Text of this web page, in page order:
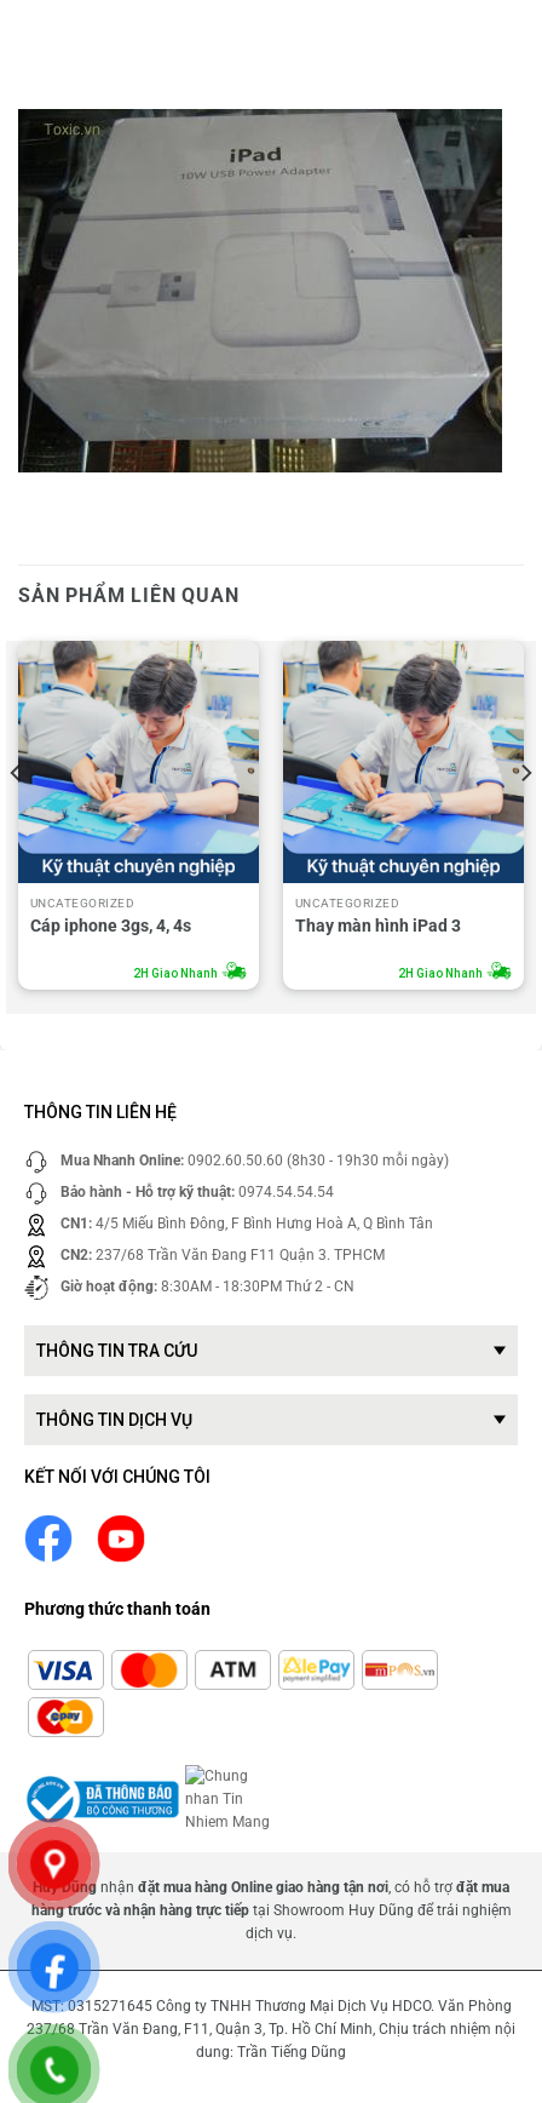
SẢN PHẨM LIÊN QUAN
UNCATEGORIZED
Cáp iphone 3gs, 4, 4s
2H Giao Nhanh
UNCATEGORIZED
Thay màn hình iPad 3
2H Giao Nhanh
THÔNG TIN LIÊN HỆ
Mua Nhanh Online: 0902.60.50.60 (8h30 - 19h30 mỗi ngày)
Bảo hành - Hỗ trợ kỹ thuật: 0974.54.54.54
CN1: 4/5 Miếu Bình Đông, F Bình Hưng Hoà A, Q Bình Tân
CN2: 237/68 Trần Văn Đang F11 Quận 3. TPHCM
Giờ hoạt động: 8:30AM - 18:30PM Thứ 2 - CN
THÔNG TIN TRA CỨU
THÔNG TIN DỊCH VỤ
KẾT NỐI VỚI CHÚNG TÔI
Phương thức thanh toán
Huy Dũng nhận đặt mua hàng Online giao hàng tận nơi, có hỗ trợ đặt mua
hàng trước và nhận hàng trực tiếptại Showroom Huy Dũng để trải nghiệm
dịch vụ.
MST: 0315271645 Công ty TNHH Thương Mại Dịch Vụ HDCO. Văn Phòng
237/68 Trần Văn Đang, F11, Quận 3, Tp. Hồ Chí Minh, Chịu trách nhiệm nội
dung: Trần Tiếng Dũng